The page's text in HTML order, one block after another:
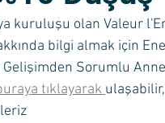
kuruluşu olan Valeur
bilgi almak için
Sorumlu
tıklayarak